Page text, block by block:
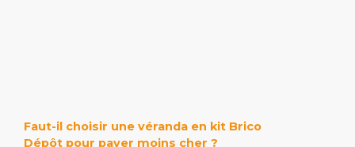
Faut-il choisir une véranda en kit Brico
Dépôt pour payer moins cher ?